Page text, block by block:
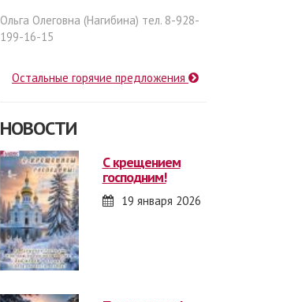
Ольга Олеговна (Нагибина) тел. 8-928-
199-16-15
Остальные горячие предложения
НОВОСТИ
с крещением
господним!
19 января 2026